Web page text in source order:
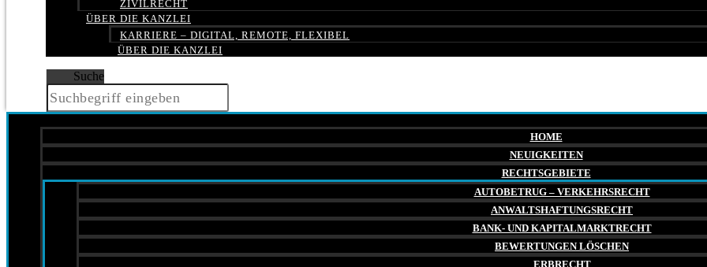
ZIVILRECHT
ÜBER DIE KANZLEI
KARRIERE – DIGITAL, REMOTE, FLEXIBEL
ÜBER DIE KANZLEI
Suche
HOME
NEUIGKEITEN
RECHTSGEBIETE
AUTOBETRUG – VERKEHRSRECHT
ANWALTSHAFTUNGSRECHT
BANK- UND KAPITALMARKTRECHT
BEWERTUNGEN LÖSCHEN
ERBRECHT